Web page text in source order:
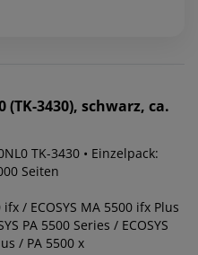
(TK-3430), schwarz, ca.
TK-3430 • Einzelpack:
Seiten
/ ECOSYS MA 5500 ifx Plus
PA 5500 Series / ECOSYS
/ PA 5500 x